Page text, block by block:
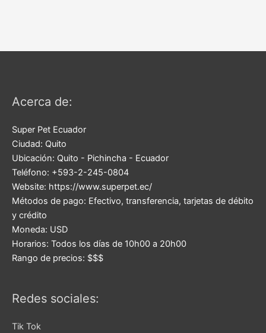
Acerca de:
Super Pet Ecuador
Ciudad: Quito
Ubicación: Quito - Pichincha - Ecuador
Teléfono: +593-2-245-0804
Website: https://www.superpet.ec/
Métodos de pago: Efectivo, transferencia, tarjetas de débito
y crédito
Moneda: USD
Horarios: Todos los días de 10h00 a 20h00
Rango de precios: $$$
Redes sociales:
Tik Tok